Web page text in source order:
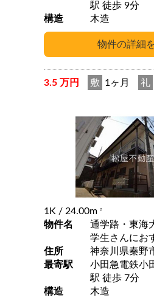
駅 徒歩 9分
構造
木造
3.5 万円 敷 1ヶ月 礼
1K / 24.00m 2
物件名
通学路・東海
学生さんにお
住所
神奈川県秦野
最寄駅
小田急電鉄小
駅 徒歩 7分
構造
木造